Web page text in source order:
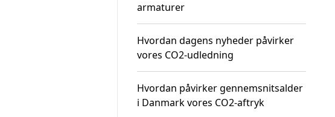
armaturer
Hvordan dagens nyheder påvirker
vores CO2-udledning
Hvordan påvirker gennemsnitsalder
i Danmark vores CO2-aftryk